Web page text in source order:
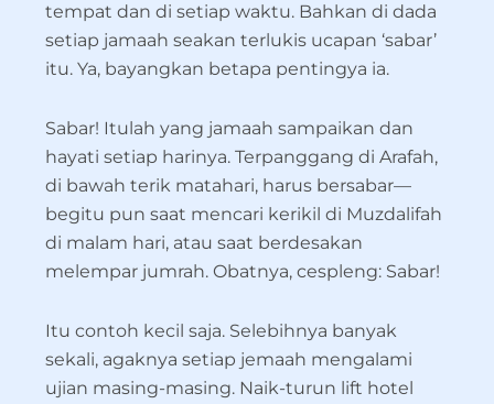
tempat dan di setiap waktu. Bahkan di dada
setiap jamaah seakan terlukis ucapan ‘sabar’
itu. Ya, bayangkan betapa pentingya ia.
Sabar! Itulah yang jamaah sampaikan dan
hayati setiap harinya. Terpanggang di Arafah,
di bawah terik matahari, harus bersabar—
begitu pun saat mencari kerikil di Muzdalifah
di malam hari, atau saat berdesakan
melempar jumrah. Obatnya, cespleng: Sabar!
Itu contoh kecil saja. Selebihnya banyak
sekali, agaknya setiap jemaah mengalami
ujian masing-masing. Naik-turun lift hotel